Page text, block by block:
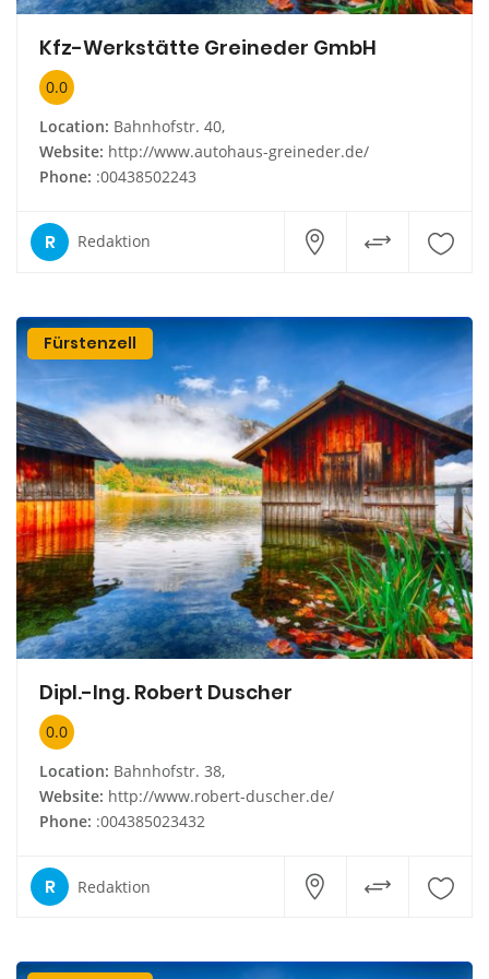
Kfz-Werkstätte Greineder GmbH
0.0
Location: Bahnhofstr. 40,
Website: http://www.autohaus-greineder.de/
Phone: :00438502243
R Redaktion
Fürstenzell
Dipl.-Ing. Robert Duscher
0.0
Location: Bahnhofstr. 38,
Website: http://www.robert-duscher.de/
Phone: :004385023432
R Redaktion